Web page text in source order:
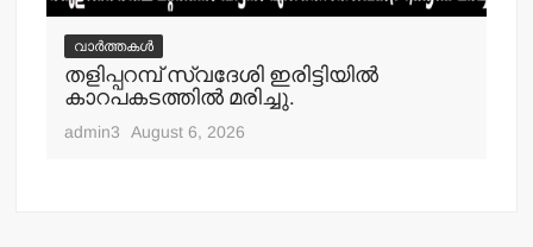
വാർത്തകൾ
തളിപ്പറമ്പ് സ്വദേശി ഇരിട്ടിയില്‍
കാറപകടത്തില്‍ മരിച്ചു.
admin3 August 6, 2026